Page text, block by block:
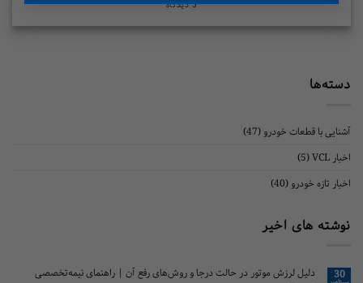
قطعات خودرو(47)
خودرو(40)
های اخیر
دلیل لرزش موتور در حالت درجا و روش‌های رفع آن | راهنمای نیمه‌تخصصی
3 دیدگاه